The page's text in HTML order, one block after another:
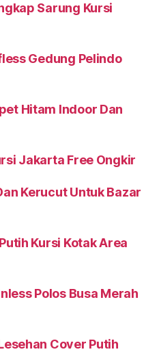
Sarung Kursi
Gedung Pelindo
Hitam Indoor Dan
Jakarta Free Ongkir
Kerucut Untuk Bazar
Kursi Kotak Area
Polos Busa Merah
Cover Putih